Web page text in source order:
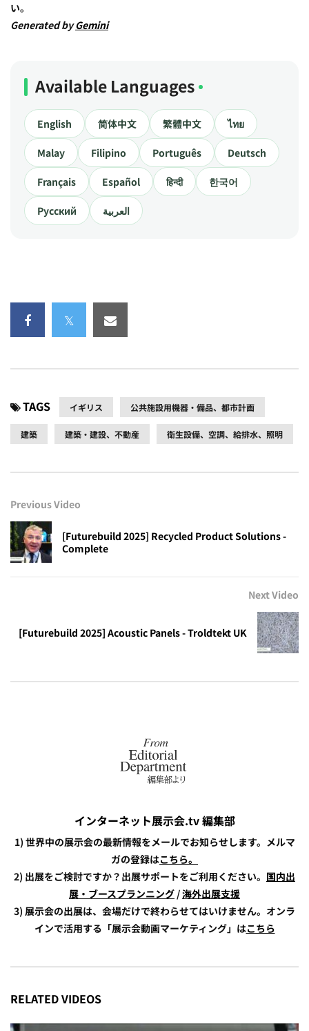
い。
Generated byGemini
Available Languages
English 简体中文 繁體中文 ไทย
Malay Filipino Português Deutsch
Français Español हिन्दी 한국어
Русский العربية
TAGS イギリス 公共施設用機器・備品、都市計画
建築 建築・建設、不動産 衛生設備、空調、給排水、照明
Previous Video
[Futurebuild 2025] Recycled Product Solutions -
Complete
Next Video
[Futurebuild 2025] Acoustic Panels - Troldtekt UK
インターネット展示会.tv 編集部
1) 世界中の展示会の最新情報をメールでお知らせします。メルマ
ガの登録はこちら。
2) 出展をご検討ですか？出展サポートをご利用ください。 国内出
展・ブースプランニング /海外出展支援
3) 展示会の出展は、会場だけで終わらせてはいけません。オンラ
インで活用する「展示会動画マーケティング」はこちら
RELATED VIDEOS